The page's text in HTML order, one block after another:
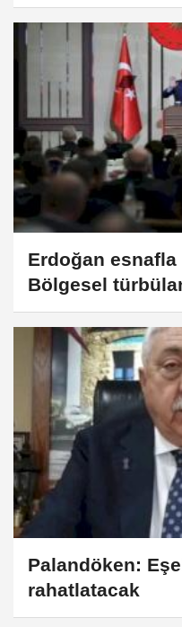
Erdoğan
Bölgesel
çıkacağız
Palandöken:
rahatlatacak